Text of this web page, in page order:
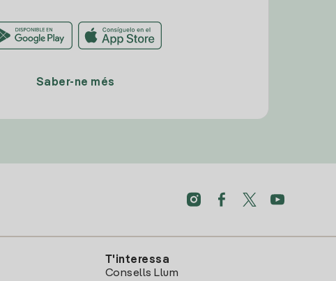
Saber-ne més
T'interessa
Consells Llum